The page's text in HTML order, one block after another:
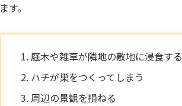
ます。
庭木や雑草が隣地の敷地に浸食する
ハチが巣をつくってしまう
周辺の景観を損ねる